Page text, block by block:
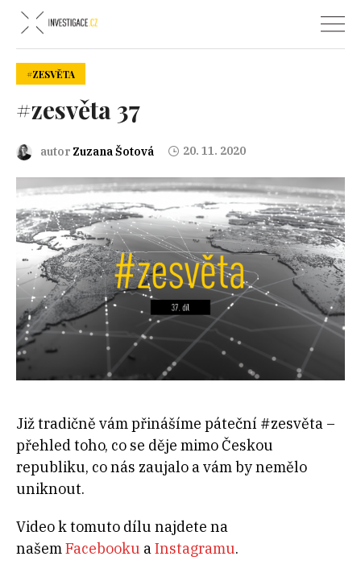
#ZESVĚTA
#zesvěta 37
autor Zuzana Šotová 20. 11. 2020
Již tradičně vám přinášíme páteční #zesvěta –
přehled toho, co se děje mimo Českou
republiku, co nás zaujalo a vám by nemělo
uniknout.
Video k tomuto dílu najdete na
našemFacebooku aInstagramu.